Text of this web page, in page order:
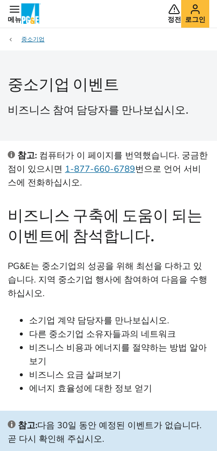
메뉴 정전 로그인
중소기업
중소기업 이벤트
비즈니스 참여 담당자를 만나보십시오.
참고: 컴퓨터가 이 페이지를 번역했습니다. 궁금한
점이 있으시면 1-877-660-6789번으로 언어 서비
스에 전화하십시오.
비즈니스 구축에 도움이 되는
이벤트에 참석합니다.
PG&E는 중소기업의 성공을 위해 최선을 다하고 있
습니다. 지역 중소기업 행사에 참여하여 다음을 수행
하십시오.
소기업 계약 담당자를 만나보십시오.
다른 중소기업 소유자들과의 네트워크
비즈니스 비용과 에너지를 절약하는 방법 알아
보기
비즈니스 요금 살펴보기
에너지 효율성에 대한 정보 얻기
참고:다음 30일 동안 예정된 이벤트가 없습니다.
곧 다시 확인해 주십시오.